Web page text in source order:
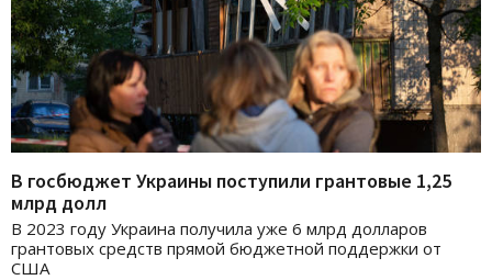
В госбюджет Украины поступили грантовые 1,25
млрд долл
В 2023 году Украина получила уже 6 млрд долларов
грантовых средств прямой бюджетной поддержки от
США